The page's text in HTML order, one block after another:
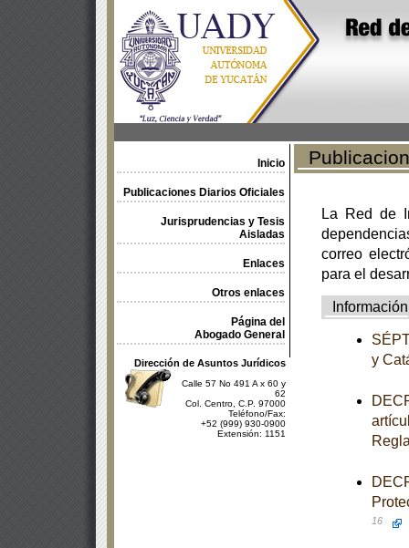
Inicio
Publicaciones Diarios Oficiales
Jurisprudencias y Tesis
Aisladas
Enlaces
Otros enlaces
Página del
Abogado General
Dirección de Asuntos Jurídicos
Calle 57 No 491 A x 60 y
62
Col. Centro, C.P. 97000
Teléfono/Fax:
+52 (999) 930-0900
Extensión: 1151
La Red de
correo
para el
Información
y
16